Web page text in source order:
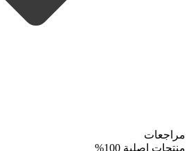
مراجعات
منتجات اصلية 100%